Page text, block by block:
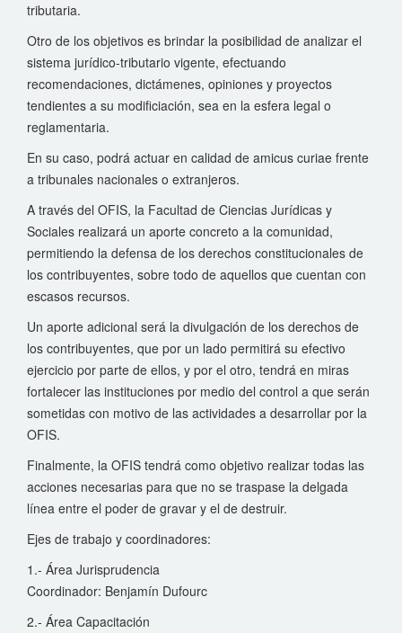
tributaria.
Otro de los objetivos es brindar la posibilidad de analizar el
sistema jurídico-tributario vigente, efectuando
recomendaciones, dictámenes, opiniones y proyectos
tendientes a su modificiación, sea en la esfera legal o
reglamentaria.
En su caso, podrá actuar en calidad de amicus curiae frente
a tribunales nacionales o extranjeros.
A través del OFIS, la Facultad de Ciencias Jurídicas y
Sociales realizará un aporte concreto a la comunidad,
permitiendo la defensa de los derechos constitucionales de
los contribuyentes, sobre todo de aquellos que cuentan con
escasos recursos.
Un aporte adicional será la divulgación de los derechos de
los contribuyentes, que por un lado permitirá su efectivo
ejercicio por parte de ellos, y por el otro, tendrá en miras
fortalecer las instituciones por medio del control a que serán
sometidas con motivo de las actividades a desarrollar por la
OFIS.
Finalmente, la OFIS tendrá como objetivo realizar todas las
acciones necesarias para que no se traspase la delgada
línea entre el poder de gravar y el de destruir.
Ejes de trabajo y coordinadores:
1.- Área Jurisprudencia
Coordinador: Benjamín Dufourc
2.- Área Capacitación